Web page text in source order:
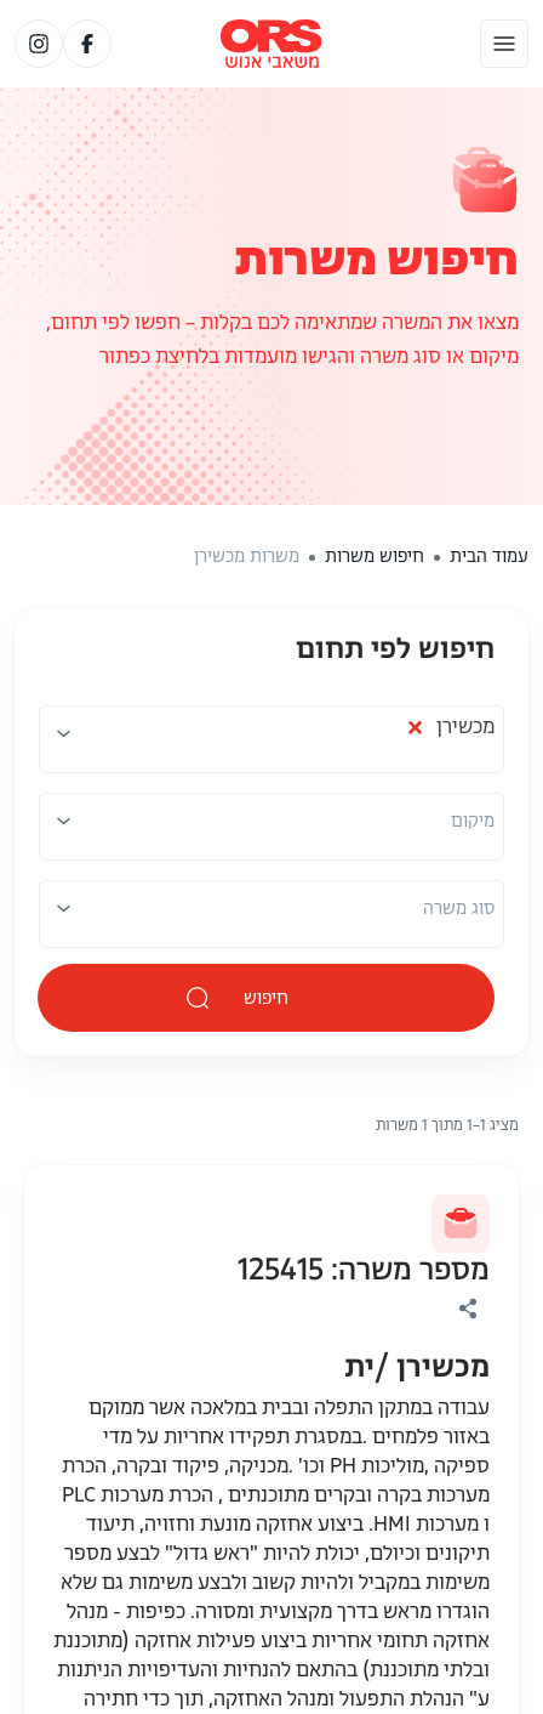
חיפוש משרות
מצאו את המשרה שמתאימה לכם בקלות – חפשו לפי תחום,
מיקום או סוג משרה והגישו מועמדות בלחיצת כפתור
עמוד הבית חיפוש משרות משרות מכשירן
חיפוש לפי תחום
× מכשירן
מיקום
סוג משרה
חיפוש
מציג 1–1 מתוך 1 משרות
מספר משרה: 125415
מכשירן /ית
עבודה במתקן התפלה ובבית במלאכה אשר ממוקם
באזור פלמחים .במסגרת תפקידו אחריות על מדי
ספיקה ,מוליכות PH וכו' .מכניקה, פיקוד ובקרה, הכרת
מערכות בקרה ובקרים מתוכנתים , הכרת מערכות PLC
ו מערכות HMI. ביצוע אחזקה מונעת וחזויה, תיעוד
תיקונים וכיולם, יכולת להיות "ראש גדול" לבצע מספר
משימות במקביל ולהיות קשוב ולבצע משימות גם שלא
הוגדרו מראש בדרך מקצועית ומסורה. כפיפות - מנהל
אחזקה תחומי אחריות ביצוע פעילות אחזקה (מתוכננת
ובלתי מתוכננת) בהתאם להנחיות והעדיפויות הניתנות
ע" הנהלת התפעול ומנהל האחזקה, תוך כדי חתירה